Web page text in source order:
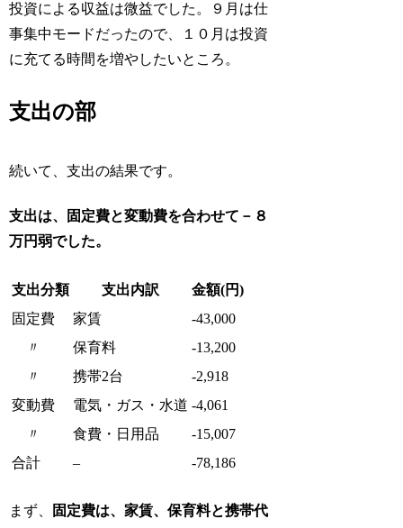
投資による収益は微益でした。９月は仕
事集中モードだったので、１０月は投資
に充てる時間を増やしたいところ。
支出の部
続いて、支出の結果です。
支出は、固定費と変動費を合わせて－８
万円弱でした。
支出分類 支出内訳
金額(円)
固定費
家賃
-43,000
〃
保育料
-13,200
〃
携帯2台
-2,918
変動費
電気・ガス・水道 -4,061
〃
食費・日用品
-15,007
合計
– -78,186
まず、 固定費は、家賃、保育料と携帯代